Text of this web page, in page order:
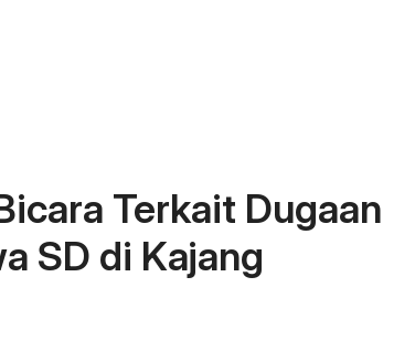
Terkait Dugaan
SD di Kajang